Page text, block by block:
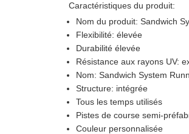
Caractéristiques du produit:
Nom du produit: Sandwich
Flexibilité: élevée
Durabilité élevée
Résistance aux rayons UV:
Nom: Sandwich System
Structure: intégrée
Tous les temps utilisés
Pistes de course semi-
Couleur personnalisée